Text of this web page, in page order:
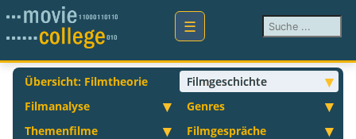
Suchen ...
Übersicht: Filmtheorie
Filmgeschichte
Filmanalyse
Genres
Themenfilme
Filmgespräche